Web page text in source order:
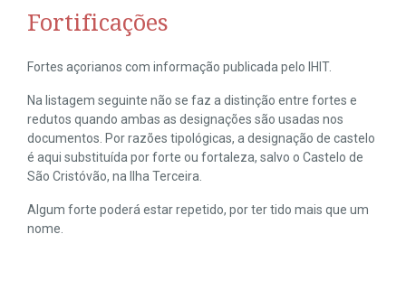
Fortificações
Fortes açorianos com informação publicada pelo IHIT.
Na listagem seguinte não se faz a distinção entre fortes e
redutos quando ambas as designações são usadas nos
documentos. Por razões tipológicas, a designação de castelo
é aqui substituída por forte ou fortaleza, salvo o Castelo de
São Cristóvão, na Ilha Terceira.
Algum forte poderá estar repetido, por ter tido mais que um
nome.